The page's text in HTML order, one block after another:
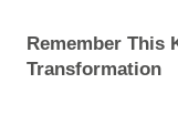
Remember This
Transformation